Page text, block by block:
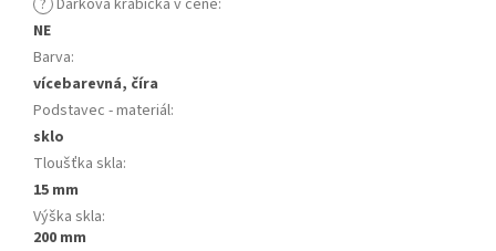
NE
Barva:
vícebarevná, číra
Podstavec - materiál:
sklo
Tloušťka skla:
15 mm
Výška skla:
200 mm